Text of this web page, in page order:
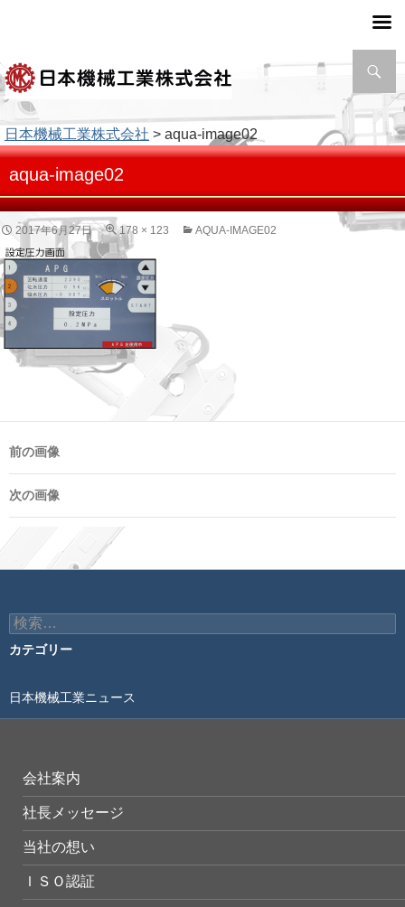
索
日本機械工業株式会社 > aqua-image02
aqua-image02
2017年6月27日 178 × 123 AQUA-IMAGE02
前の画像
次の画像
検
索:
カテゴリー
日本機械工業ニュース
会社案内
社長メッセージ
当社の想い
ＩＳＯ認証